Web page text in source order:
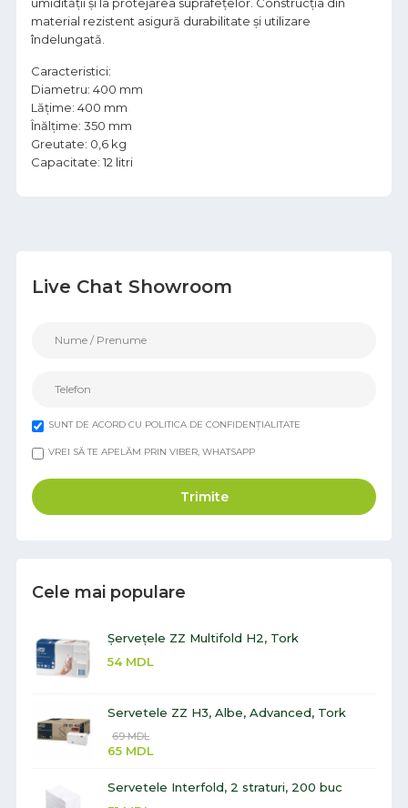
Live Chat Showroom
SUNT DE ACORD CU POLITICA DE CONFIDENȚIALITATE
VREI SĂ TE APELĂM PRIN VIBER, WHATSAPP
Trimite
Cele mai populare
Șervețele ZZ Multifold H2, Tork
54 MDL
Servetele ZZ H3, Albe, Advanced, Tork
69MDL
65 MDL
Servetele Interfold, 2 straturi, 200 buc
umidității și la protejarea suprafețelor. Construcția din
material rezistent asigură durabilitate și utilizare
îndelungată.
Caracteristici:
Diametru: 400 mm
Lățime: 400 mm
Înălțime: 350 mm
Greutate: 0,6 kg
Capacitate: 12 litri